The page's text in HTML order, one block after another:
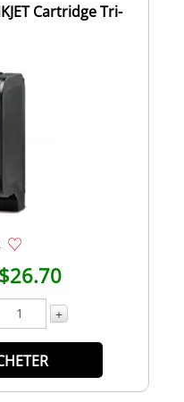
Cartridge Tri-
+